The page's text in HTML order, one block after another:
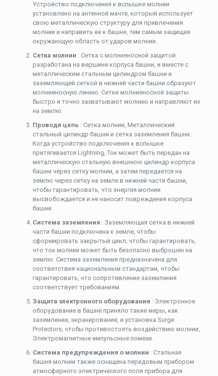
Устройство подключения к вспышке молнии
установлено на антенной мачте, который использует
свою металлическую структуру для привлечения
молнии и направить ее к башне, тем самым защищая
окружающую область от ударов молнии.
Сетка молнии : Сетка с молниеносной защитой
разработана на вершине корпуса башни, и вместе с
металлическим стальным цилиндром башни и
заземляющей сеткой в ​​нижней части башни образуют
молниеносную линию. Сетки молниеносной защиты
быстро и точно захватывают молнию и направляют их
на землю.
Проводя цепь : Сетка молнии, Металлический
стальный цилиндр башни и сетка заземления башни..
Когда устройство подключения к вспышке
притягивается Lightning, Ток может быть передан на
металлическую стальную внешнюю цилиндр корпуса
башни через сетку молнии, а затем передается на
землю через сетку на земле в нижней части башни,
чтобы гарантировать, что энергия молнии
высвобождается и не наносит повреждения корпуса
башни.
Система заземления : Заземляющая сетка в нижней
части башни подключена к земле, чтобы
сформировать закрытый цикл, чтобы гарантировать,
что ток молнии может быть безопасно выброшен на
землю. Система заземления предназначена для
соответствия национальным стандартам, чтобы
гарантировать, что сопротивление заземления
соответствует требованиям.
Защита электронного оборудования : Электронное
оборудование в башне приняло такие меры, как
заземление, экранирование, и установка Surge
Protectors, чтобы противостоять воздействию молнии,
Электромагнитные импульсные помехи.
Система предупреждения о молнии : Стальная
башня молнии также оснащена передовым прибором
атмосферного электрического поля прибора для